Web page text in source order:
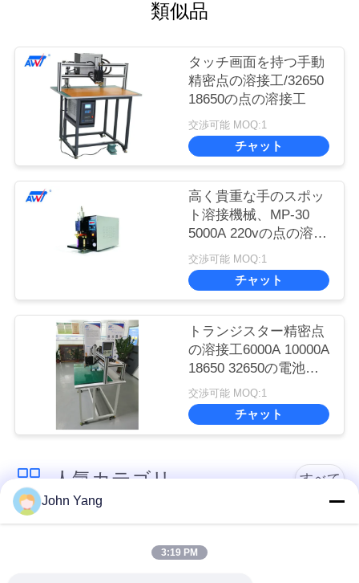
類似品
タッチ画面を持つ手動
精密点の溶接工/32650
18650の点の溶接工
交渉可能 MOQ:1
チャット
高く貴重な手のスポッ
ト溶接機械、MP-30
5000A 220vの点の溶接
工
交渉可能 MOQ:1
チャット
トランジスター精密点
の溶接工6000A 10000A
18650 32650の電池タ
ブの点の溶接工
交渉可能 MOQ:1
チャット
人気カテゴリ すべて
接工
John Yang
3:19 PM